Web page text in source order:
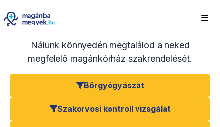
Nálunk könnyedén megtalálod a neked
megfelelő magánkórház szakrendelését.
Bőrgyógyászat
Szakorvosi kontroll vizsgálat